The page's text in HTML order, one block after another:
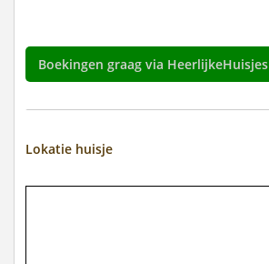
Boekingen graag via HeerlijkeHuisjes
Lokatie huisje